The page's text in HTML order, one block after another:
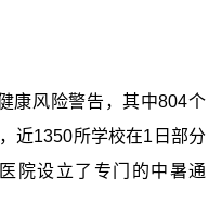
康风险警告，其中804个
近1350所学校在1日部分
院设立了专门的中暑通